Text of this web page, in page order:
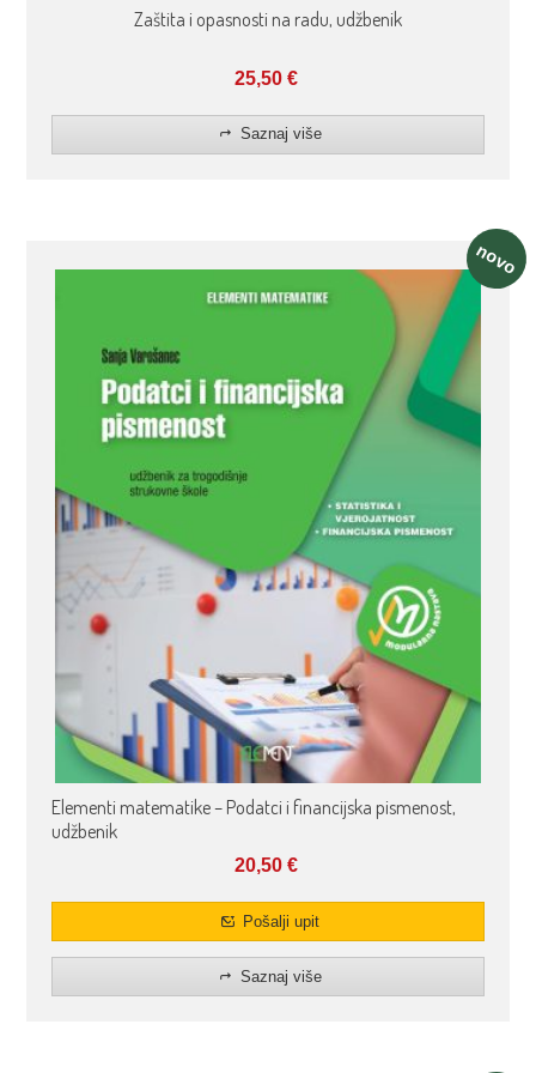
Zaštita i opasnosti na radu, udžbenik
25,50 €
Saznaj više
novo
Elementi matematike – Podatci i financijska pismenost,
udžbenik
20,50 €
Pošalji upit
Saznaj više